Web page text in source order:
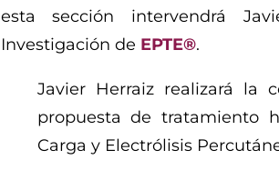
esta sección intervendrá
Investigación de EPTE®.
Javier Herraiz realizará la
propuesta de tratamiento
Carga y Electrólisis